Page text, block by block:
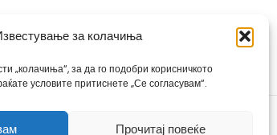
за колачиња
„колачиња“, за да го подобри корисничкото
условите притиснете „Се согласувам“.
Прочитај повеќе